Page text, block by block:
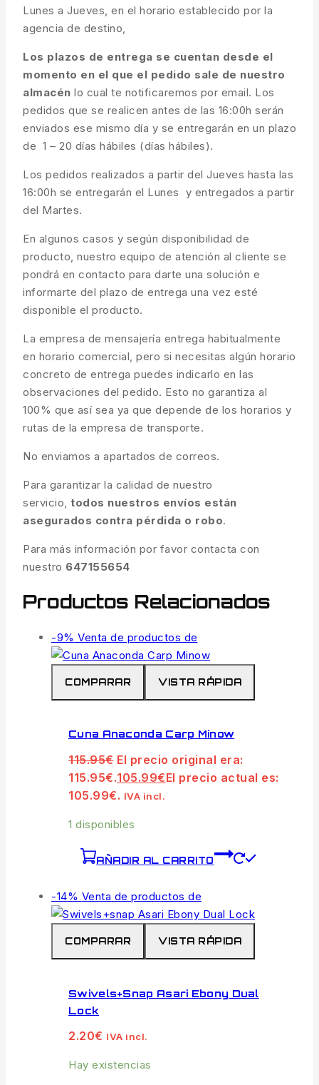
Lunes a Jueves, en el horario establecido por la
agencia de destino,
Los plazos de entrega se cuentan desde el
momento en el que el pedido sale de nuestro
almacén lo cual te notificaremos por email. Los
pedidos que se realicen antes de las 16:00h serán
enviados ese mismo día y se entregarán en un plazo
de 1 – 20 días hábiles (días hábiles).
Los pedidos realizados a partir del Jueves hasta las
16:00h se entregarán el Lunes y entregados a partir
del Martes.
En algunos casos y según disponibilidad de
producto, nuestro equipo de atención al cliente se
pondrá en contacto para darte una solución e
informarte del plazo de entrega una vez esté
disponible el producto.
La empresa de mensajería entrega habitualmente
en horario comercial, pero si necesitas algún horario
concreto de entrega puedes indicarlo en las
observaciones del pedido. Esto no garantiza al
100% que así sea ya que depende de los horarios y
rutas de la empresa de transporte.
No enviamos a apartados de correos.
Para garantizar la calidad de nuestro
servicio, todos nuestros envíos están
asegurados contra pérdida o robo.
Para más información por favor contacta con
nuestro 647155654
Productos Relacionados
-9% Venta de productos de
COMPARAR VISTA RÁPIDA
Cuna Anaconda Carp Minow
115.95€ El precio original era:
115.95€.105.99€El precio actual es:
105.99€. IVA incl.
1 disponibles
AÑADIR AL CARRITO
-14% Venta de productos de
COMPARAR VISTA RÁPIDA
Swivels+snap Asari Ebony Dual
Lock
2.20€ IVA incl.
Hay existencias